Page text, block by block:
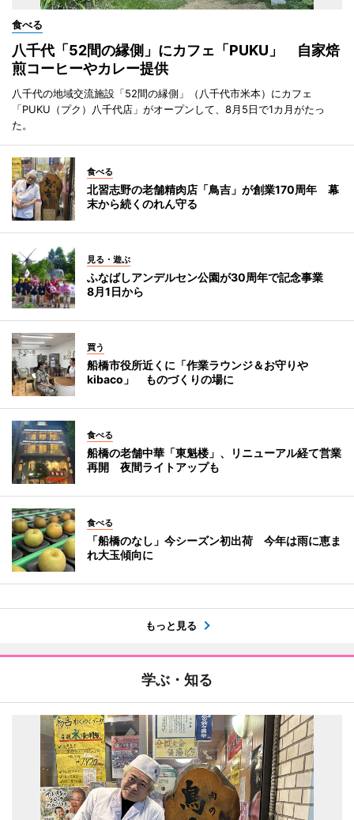
食べる
八千代「52間の縁側」にカフェ「PUKU」 自家焙
煎コーヒーやカレー提供
八千代の地域交流施設「52間の縁側」（八千代市米本）にカフェ
「PUKU（プク）八千代店」がオープンして、8月5日で1カ月がたっ
た。
食べる
北習志野の老舗精肉店「鳥吉」が創業170周年 幕
末から続くのれん守る
見る・遊ぶ
ふなばしアンデルセン公園が30周年で記念事業
8月1日から
買う
船橋市役所近くに「作業ラウンジ＆お守りや
kibaco」 ものづくりの場に
食べる
船橋の老舗中華「東魁楼」、リニューアル経て営業
再開 夜間ライトアップも
食べる
「船橋のなし」今シーズン初出荷 今年は雨に恵ま
れ大玉傾向に
もっと見る
学ぶ・知る